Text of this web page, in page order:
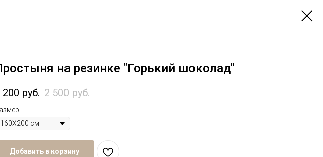
на резинке "Горький шоколад"
200 руб. 2 500 руб.
Добавить в корзину